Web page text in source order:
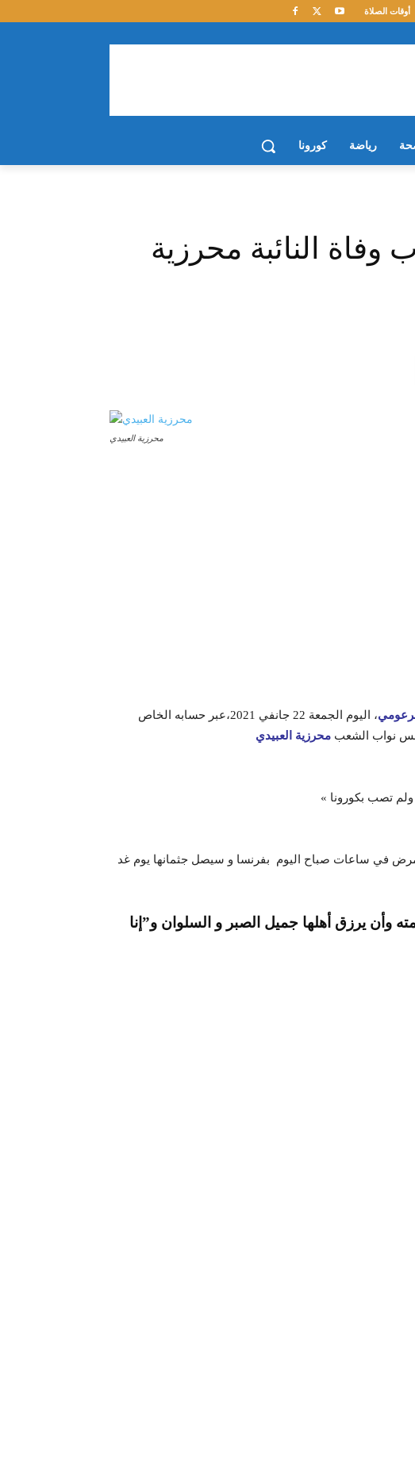
أوقات الصلاة
رياضة كورونا
النائبة محرزية
محرزية العبيدي
، اليوم الجمعة 22 جانفي 2021،عبر حسابه الخاص
نواب الشعب محرزية العبيدي
في ساعات صباح اليوم بفرنسا و سيصل جثمانها يوم غد
وأن يرزق أهلها جميل الصبر و السلوان و”إنا